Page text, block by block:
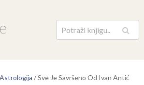
Pretraga
/Sve Je Savršeno Od Ivan Antić